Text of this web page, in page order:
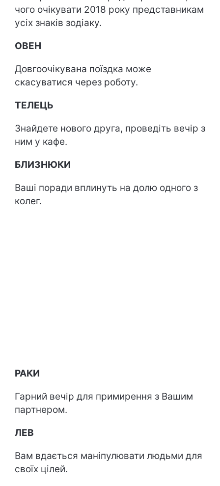
чого очікувати 2018 року представникам
усіх знаків зодіаку.
ОВЕН
Довгоочікувана поїздка може
скасуватися через роботу.
ТЕЛЕЦЬ
Знайдете нового друга, проведіть вечір з
ним у кафе.
БЛИЗНЮКИ
Ваші поради вплинуть на долю одного з
колег.
РАКИ
Гарний вечір для примирення з Вашим
партнером.
ЛЕВ
Вам вдається маніпулювати людьми для
своїх цілей.